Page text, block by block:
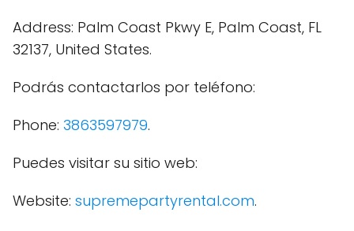
Address: Palm Coast Pkwy E, Palm Coast, FL
32137, United States.
Podrás contactarlos por teléfono:
Phone: 3863597979.
Puedes visitar su sitio web:
Website: supremepartyrental.com.